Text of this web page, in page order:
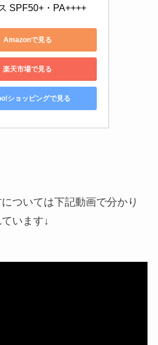
SPF50+・PA++++
Amazonで見る
楽天市場で見る
ショッピングで見る
ついては下記動画で分かり
います↓